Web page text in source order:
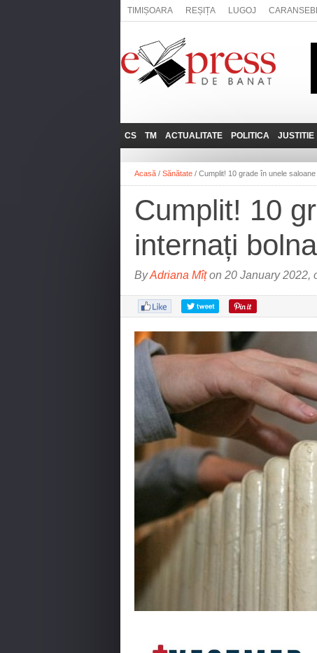
TIMIȘOARA REȘIȚA LUGOJ
CS
REȘIȚA
CARANSEBEȘ
ANINA
BOCŞA
ORAVIȚA
OȚELU ROŞU
TM
LUGOJ
TIMIȘOARA
ACTUALITATE
ADMINISTRATIE
NAȚIONAL
SOCIAL
POLITICA
EXPRESSLIVE
INTERVIURILE
JUSTITIE
Acasă / Sănătate / Cumplit! 10 grade în unele
Cumplit! 10
internați
ByAdriana Mîțon 20 January 2022,